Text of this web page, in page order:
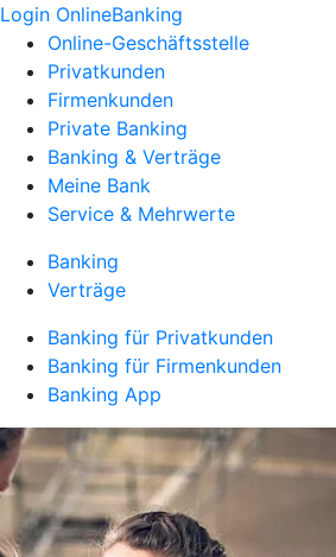
Login OnlineBanking
Online-Geschäftsstelle
Privatkunden
Firmenkunden
Private Banking
Banking & Verträge
Meine Bank
Service & Mehrwerte
Banking
Verträge
Banking für Privatkunden
Banking für Firmenkunden
Banking App